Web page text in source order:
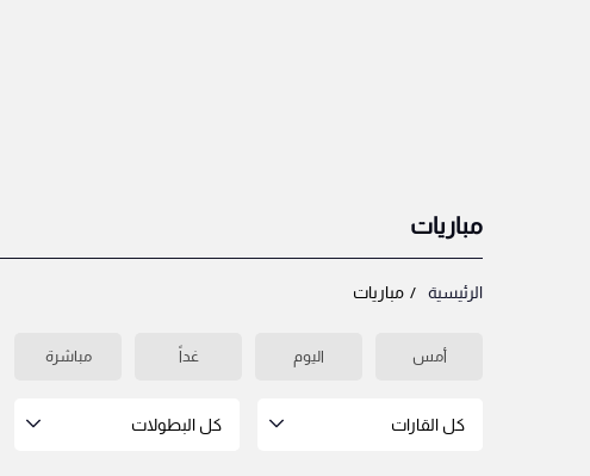
مباريات
الرئيسية مباريات
أمس اليوم غداً مباشرة
كل القارات كل البطولات